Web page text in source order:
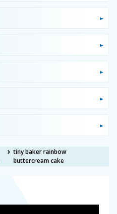
tiny baker rainbow
buttercream cake